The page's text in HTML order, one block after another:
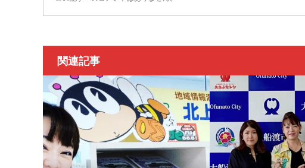
関連記事